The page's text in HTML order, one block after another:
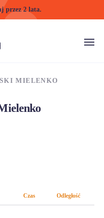
przez 2 lata.
MIELENKO
Czas Odległość